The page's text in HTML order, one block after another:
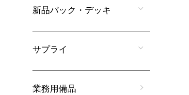
新品パック・デッキ
サプライ
業務用備品